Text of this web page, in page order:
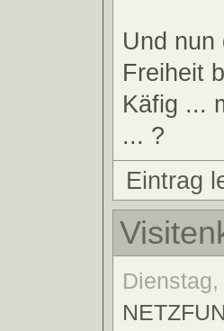
Und nun
Freiheit
Käfig ...
... ?
Eintrag